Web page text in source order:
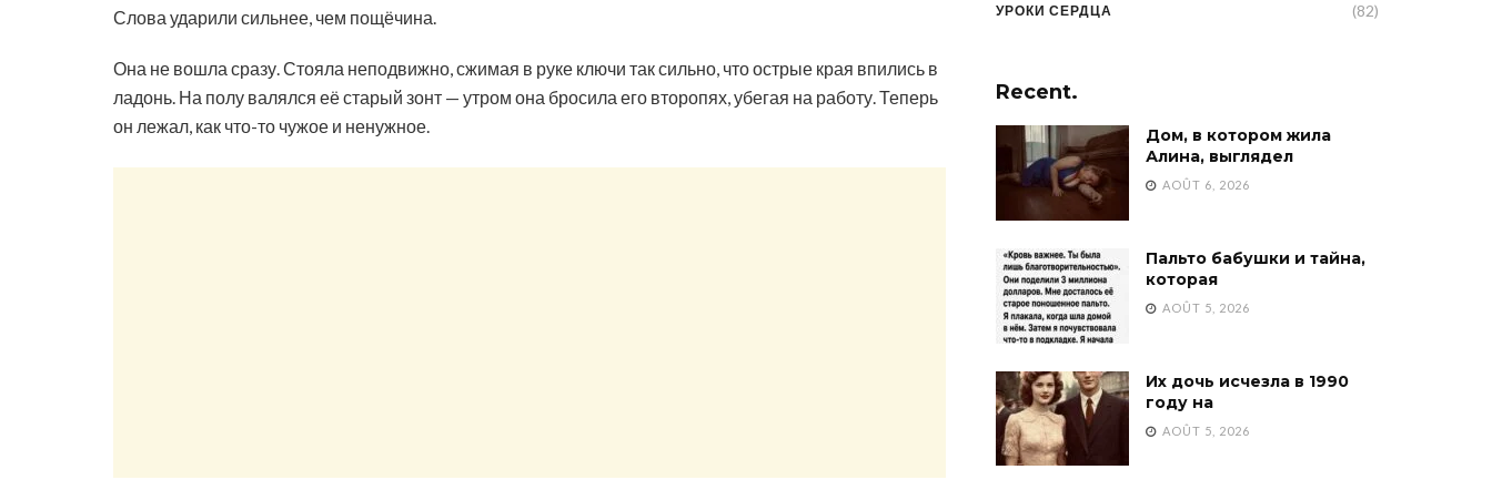
Слова ударили сильнее, чем пощёчина.
Она не вошла сразу. Стояла неподвижно, сжимая в руке ключи так сильно, что острые края впились в
ладонь. На полу валялся её старый зонт — утром она бросила его второпях, убегая на работу. Теперь
он лежал, как что-то чужое и ненужное.
УРОКИ СЕРДЦА (82)
Recent.
Дом, в котором жила
Алина, выглядел
AOÛT 6, 2026
Пальто бабушки и тайна,
которая
AOÛT 5, 2026
Их дочь исчезла в 1990
году на
AOÛT 5, 2026